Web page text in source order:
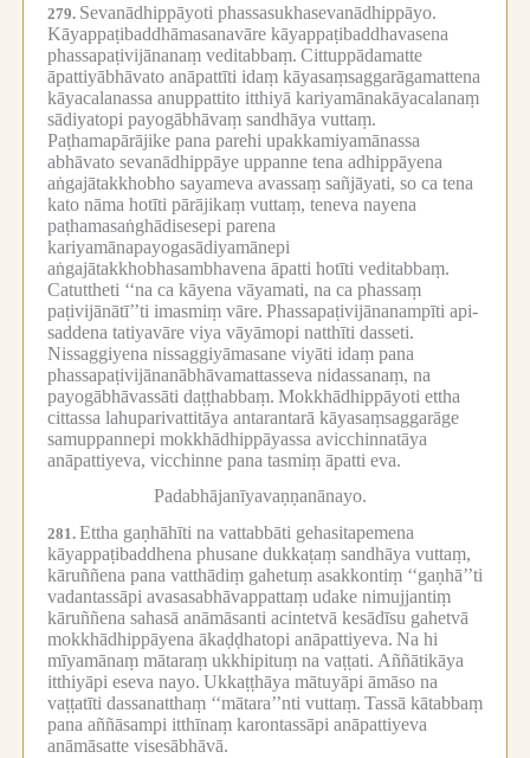
279. Sevanādhippāyoti phassasukhasevanādhippāyo.
Kāyappaṭibaddhāmasanavāre kāyappaṭibaddhavasena
phassapaṭivijānanaṃ veditabbaṃ. Cittuppādamatte
āpattiyābhāvato anāpattīti idaṃ kāyasaṃsaggarāgamattena
kāyacalanassa anuppattito itthiyā kariyamānakāyacalanaṃ
sādiyatopi payogābhāvaṃ sandhāya vuttaṃ.
Paṭhamapārājike pana parehi upakkamiyamānassa
abhāvato sevanādhippāye uppanne tena adhippāyena
aṅgajātakkhobho sayameva avassaṃ sañjāyati, so ca tena
kato nāma hotīti pārājikaṃ vuttaṃ, teneva nayena
paṭhamasaṅghādisesepi parena
kariyamānapayogasādiyamānepi
aṅgajātakkhobhasambhavena āpatti hotīti veditabbaṃ.
Catuttheti ‘‘na ca kāyena vāyamati, na ca phassaṃ
paṭivijānātī’’ti imasmiṃ vāre. Phassapaṭivijānanampīti api-
saddena tatiyavāre viya vāyāmopi natthīti dasseti.
Nissaggiyena nissaggiyāmasane viyāti idaṃ pana
phassapaṭivijānanābhāvamattasseva nidassanaṃ, na
payogābhāvassāti daṭṭhabbaṃ. Mokkhādhippāyoti ettha
cittassa lahuparivattitāya antarantarā kāyasaṃsaggarāge
samuppannepi mokkhādhippāyassa avicchinnatāya
anāpattiyeva, vicchinne pana tasmiṃ āpatti eva.
Padabhājanīyavaṇṇanānayo.
281. Ettha gaṇhāhīti na vattabbāti gehasitapemena
kāyappaṭibaddhena phusane dukkaṭaṃ sandhāya vuttaṃ,
kāruññena pana vatthādiṃ gahetuṃ asakkontiṃ ‘‘gaṇhā’’ti
vadantassāpi avasasabhāvappattaṃ udake nimujjantiṃ
kāruññena sahasā anāmāsanti acintetvā kesādīsu gahetvā
mokkhādhippāyena ākaḍḍhatopi anāpattiyeva. Na hi
mīyamānaṃ mātaraṃ ukkhipituṃ na vaṭṭati. Aññātikāya
itthiyāpi eseva nayo. Ukkaṭṭhāya mātuyāpi āmāso na
vaṭṭatīti dassanatthaṃ ‘‘mātara’’nti vuttaṃ. Tassā kātabbaṃ
pana aññāsampi itthīnaṃ karontassāpi anāpattiyeva
anāmāsatte visesābhāvā.